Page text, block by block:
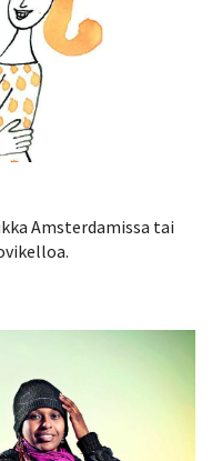
Amsterdamissa tai